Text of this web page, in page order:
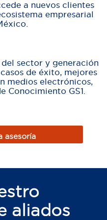
a nuevos clientes
empresarial
sector y generación
de éxito, mejores
medios electrónicos,
Conocimiento GS1.
asesoría
aliados